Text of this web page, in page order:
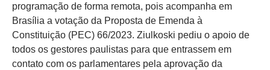
programação de forma remota, pois acompanha em
Brasília a votação da Proposta de Emenda à
Constituição (PEC) 66/2023. Ziulkoski pediu o apoio de
todos os gestores paulistas para que entrassem em
contato com os parlamentares pela aprovação da